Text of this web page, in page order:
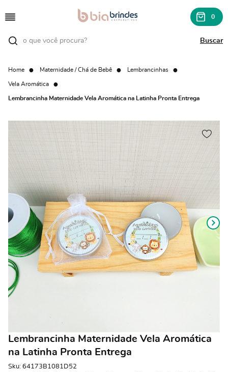
0
Home Maternidade / Chá de Bebê Lembrancinhas
Vela Aromática
Lembrancinha Maternidade Vela Aromática na Latinha Pronta Entrega
Lembrancinha Maternidade Vela Aromática
na Latinha Pronta Entrega
Sku: 64173B1081D52